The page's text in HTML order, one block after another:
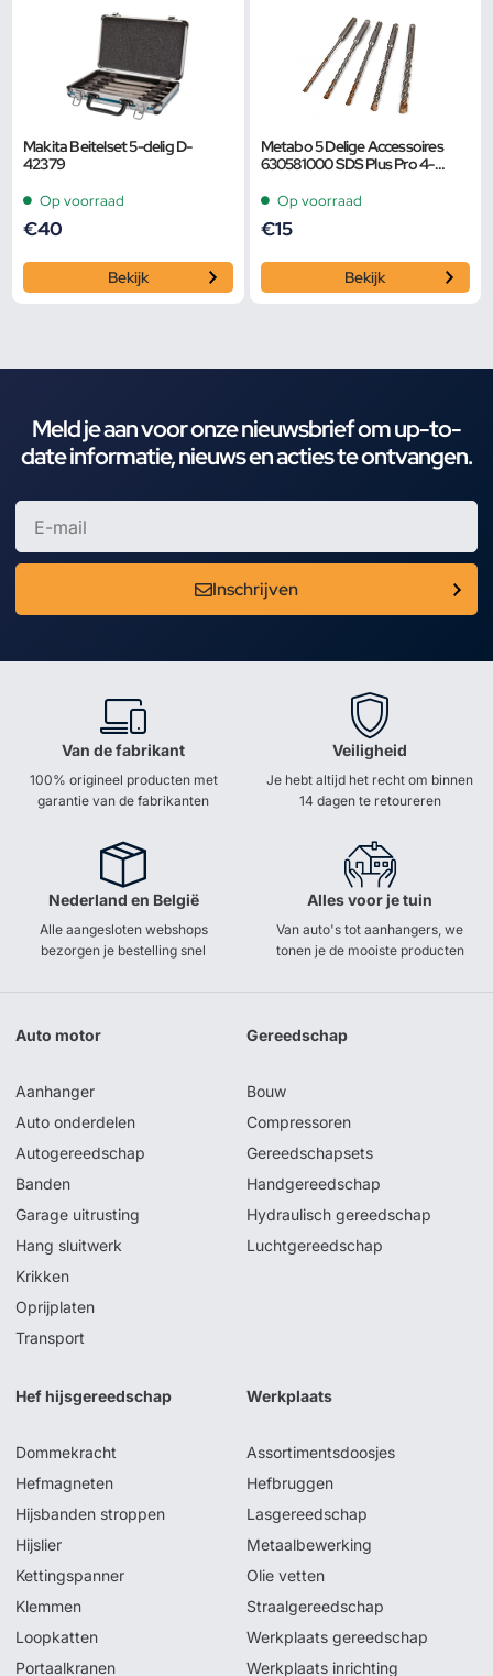
Makita Beitelset 5-delig D-
42379
Op voorraad
€40
Bekijk
Metabo 5 Delige Accessoires
630581000 SDS Plus Pro 4-
Op voorraad
€15
Bekijk
Meld je aan voor onze nieuwsbrief om up-to-
date informatie, nieuws en acties te ontvangen.
Inschrijven
Van de fabrikant
100% origineel producten met
garantie van de fabrikanten
Veiligheid
Je hebt altijd het recht om binnen
14 dagen te retoureren
Nederland en België
Alle aangesloten webshops
bezorgen je bestelling snel
Alles voor je tuin
Van auto's tot aanhangers, we
tonen je de mooiste producten
Auto motor
Aanhanger
Auto onderdelen
Autogereedschap
Banden
Garage uitrusting
Hang sluitwerk
Krikken
Oprijplaten
Transport
Gereedschap
Bouw
Compressoren
Gereedschapsets
Handgereedschap
Hydraulisch gereedschap
Luchtgereedschap
Hef hijsgereedschap
Dommekracht
Hefmagneten
Hijsbanden stroppen
Hijslier
Kettingspanner
Klemmen
Loopkatten
Portaalkranen
Werkplaats
Assortimentsdoosjes
Hefbruggen
Lasgereedschap
Metaalbewerking
Olie vetten
Straalgereedschap
Werkplaats gereedschap
Werkplaats inrichting